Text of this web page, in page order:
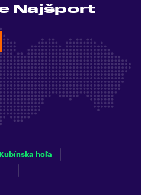
Najšport
hoľa